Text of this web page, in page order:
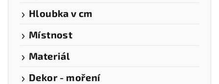
Hloubka v cm
Místnost
Materiál
Dekor - moření